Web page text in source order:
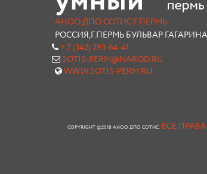
АНОО ДПО СОТИС Г.ПЕРМЬ
РОССИЯ,Г.ПЕРМЬ БУЛЬВАР
+ 7 (342) 293-64-41
SOTIS-PERM@NAROD.RU
WWW.SOTIS-PERM.RU
COPYRIGHT ©2018 АНОО ДПО СОТИС. ВСЕ